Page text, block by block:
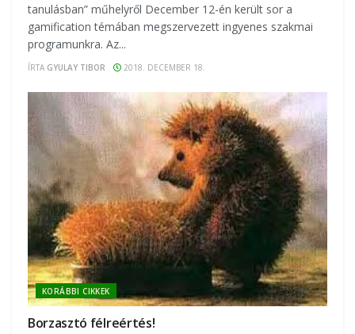
tanulásban” műhelyről December 12-én került sor a
gamification témában megszervezett ingyenes szakmai
programunkra. Az...
ÍRTA GYULAY TIBOR 2018. DECEMBER 18.
KORÁBBI CIKKEK
Borzasztó félreértés!